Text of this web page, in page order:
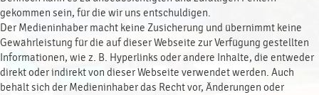
gekommen sein, für die wir uns entschuldigen.
Der Medieninhaber macht keine Zusicherung und übernimmt keine
Gewährleistung für die auf dieser Webseite zur Verfügung gestellten
Informationen, wie z. B. Hyperlinks oder andere Inhalte, die entweder
direkt oder indirekt von dieser Webseite verwendet werden. Auch
behält sich der Medieninhaber das Recht vor, Änderungen oder